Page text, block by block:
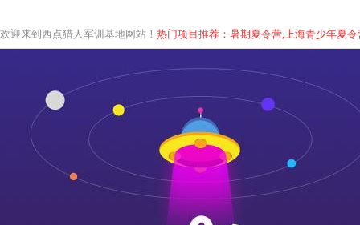
欢迎来到西点猎人军训基地网站！ 热门项目推荐：暑期夏令营,上海青少年夏令